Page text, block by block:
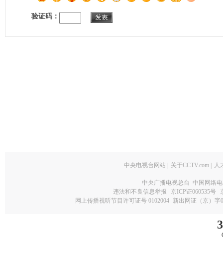
验证码：
中央电视台网站 关于CCTV.com 人
中央广播电视总台 中国网络
违法和不良信息举报
京ICP证060535号
网上传播视听节目许可证号 0102004 新出网证（京）